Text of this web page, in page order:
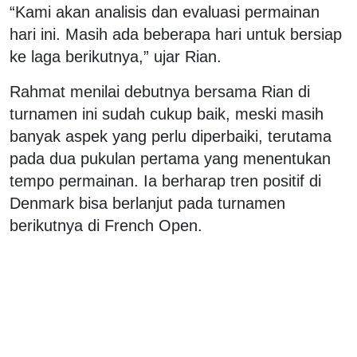
“Kami akan analisis dan evaluasi permainan
hari ini. Masih ada beberapa hari untuk bersiap
ke laga berikutnya,” ujar Rian.
Rahmat menilai debutnya bersama Rian di
turnamen ini sudah cukup baik, meski masih
banyak aspek yang perlu diperbaiki, terutama
pada dua pukulan pertama yang menentukan
tempo permainan. Ia berharap tren positif di
Denmark bisa berlanjut pada turnamen
berikutnya di French Open.